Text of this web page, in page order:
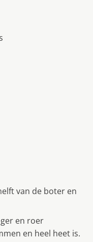
van de boter en
en roer
en heel heet is.